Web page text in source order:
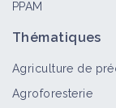
PPAM
Thématiques
Agriculture de
Agroforesterie